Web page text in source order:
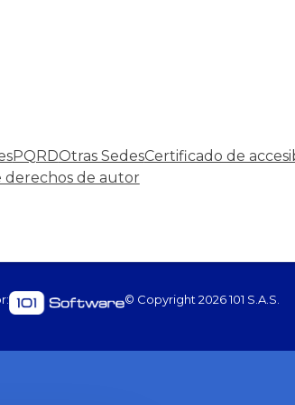
PQRDOtras SedesCertificado de
derechos de autor
© Copyright 2026101 S.A.S.